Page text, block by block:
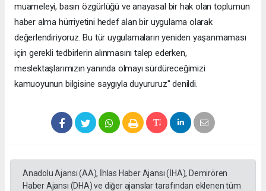
muameleyi, basın özgürlüğü ve anayasal bir hak olan toplumun
haber alma hürriyetini hedef alan bir uygulama olarak
değerlendiriyoruz. Bu tür uygulamaların yeniden yaşanmaması
için gerekli tedbirlerin alınmasını talep ederken,
meslektaşlarımızın yanında olmayı sürdüreceğimizi
kamuoyunun bilgisine saygıyla duyururuz" denildi.
Anadolu Ajansı (AA), İhlas Haber Ajansı (İHA), Demirören
Haber Ajansı (DHA) ve diğer ajanslar tarafından eklenen tüm